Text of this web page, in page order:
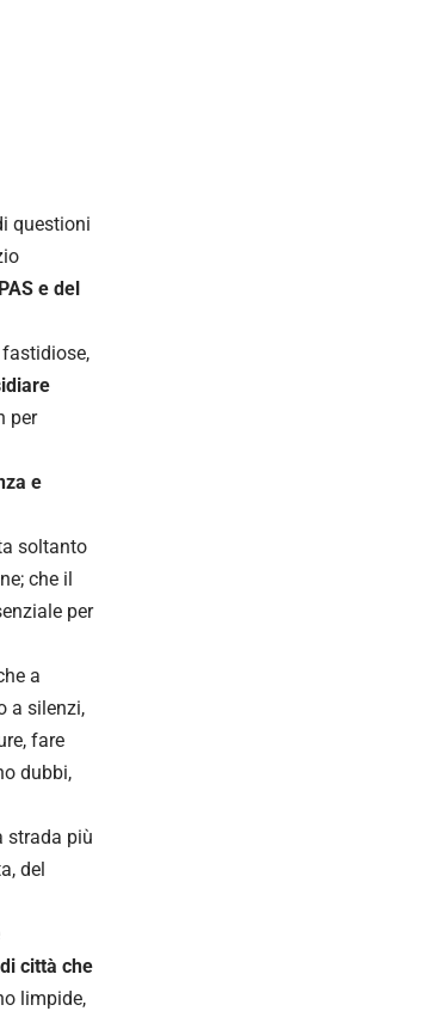
questioni
e del
per
e
soltanto
che il
per
a
a silenzi,
fare
dubbi,
strada più
del
città che
limpide,